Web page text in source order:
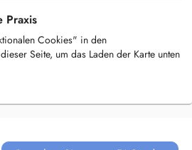
Praxis
Cookies" in den
Seite, um das Laden der Karte unten